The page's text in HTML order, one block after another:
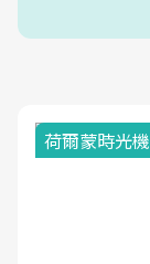
荷爾蒙時光機